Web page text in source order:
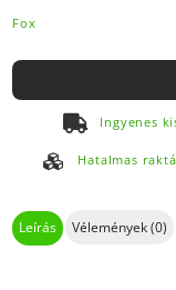
Fox
Ingyenes
Hatalmas
Leírás Vélemények (0)